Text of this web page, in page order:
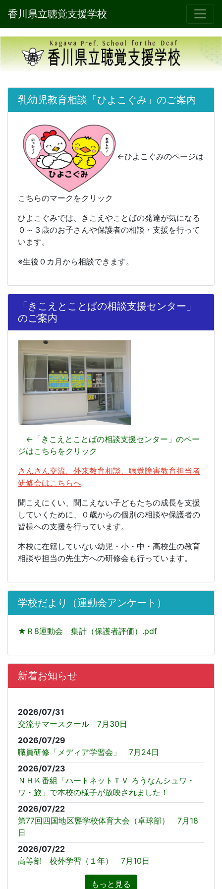
香川県立聴覚支援学校
乳幼児教育相談「ひよこぐみ」のご案内
←ひよこぐみのページは
こちらのマークをクリック
ひよこぐみでは、きこえやことばの発達が気になる
０～３歳のお子さんや保護者の相談・支援を行って
います。
※生後０カ月から相談できます。
「きこえとことばの相談支援センター」
のご案内
←「きこえとことばの相談支援センター」のペー
ジはこちらをクリック
さんさん交流、外来教育相談、聴覚障害教育担当者
研修会はこちらへ
聞こえにくい、聞こえない子どもたちの成長を支援
していくために、０歳からの個別の相談や保護者の
皆様への支援を行っています。
本校に在籍していない幼児・小・中・高校生の教育
相談や担当の先生方への研修会も行っています。
学校だより（運動会アンケート）
★Ｒ8運動会 集計（保護者評価）.pdf
新着お知らせ
2026/07/31
交流サマースクール 7月30日
2026/07/29
職員研修「メディア学習会」 7月24日
2026/07/23
ＮＨＫ番組「ハートネットＴＶ ろうなんシュワ・
ワ・旅」で本校の様子が放映されました！
2026/07/22
第77回四国地区聾学校体育大会（卓球部） 7月18
日
2026/07/22
高等部 校外学習（１年） 7月10日
もっと見る